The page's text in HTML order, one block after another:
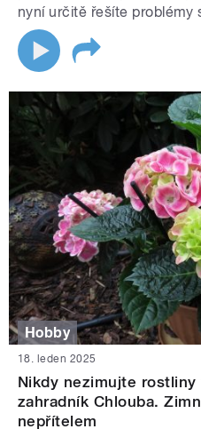
nyní určitě řešíte problémy
Hobby
18. leden 2025
Nikdy nezimujte
zahradník Chlouba.
nepřítelem